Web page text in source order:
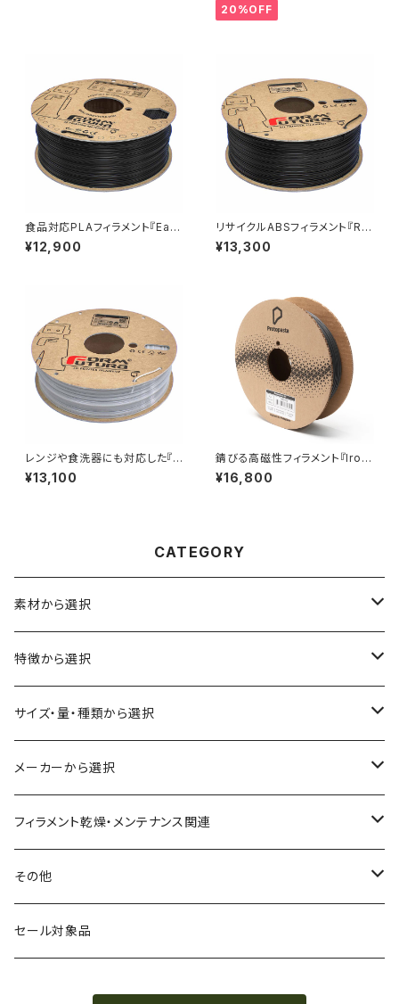
20%OFF
食品対応PLAフィラメント『Eas
yFil ePLA』
¥12,900
リサイクルABSフィラメント『Re
Form rTitan』
¥13,300
レンジや食洗器にも対応した『C
entaur PP』
¥13,100
錆びる高磁性フィラメント『Iron
-filled Metal Composite P
LA』
¥16,800
CATEGORY
素材から選択
ABS
ASA（アクリル・スチレン・アクリロニトリル）
CA（セルロース アセテート）
CPE（コポリエステル）
HIPS（スチレン系樹脂）
HTPLA
特徴から選択
食品対応
導電性
磁性
絶縁性
静電気放電（ESD）
サイズ・量・種類から選択
お試し用少量サンプル
フィラメント径：1.75mm
フィラメント径：2.85mm
スプール単位
メーカーから選択
3D BROOKLYN
3DFuel
3DLAC
フィラメント乾燥・メンテナンス関連
フィラメント乾燥機
クリーニング
その他
交換用スプール
セール対象品